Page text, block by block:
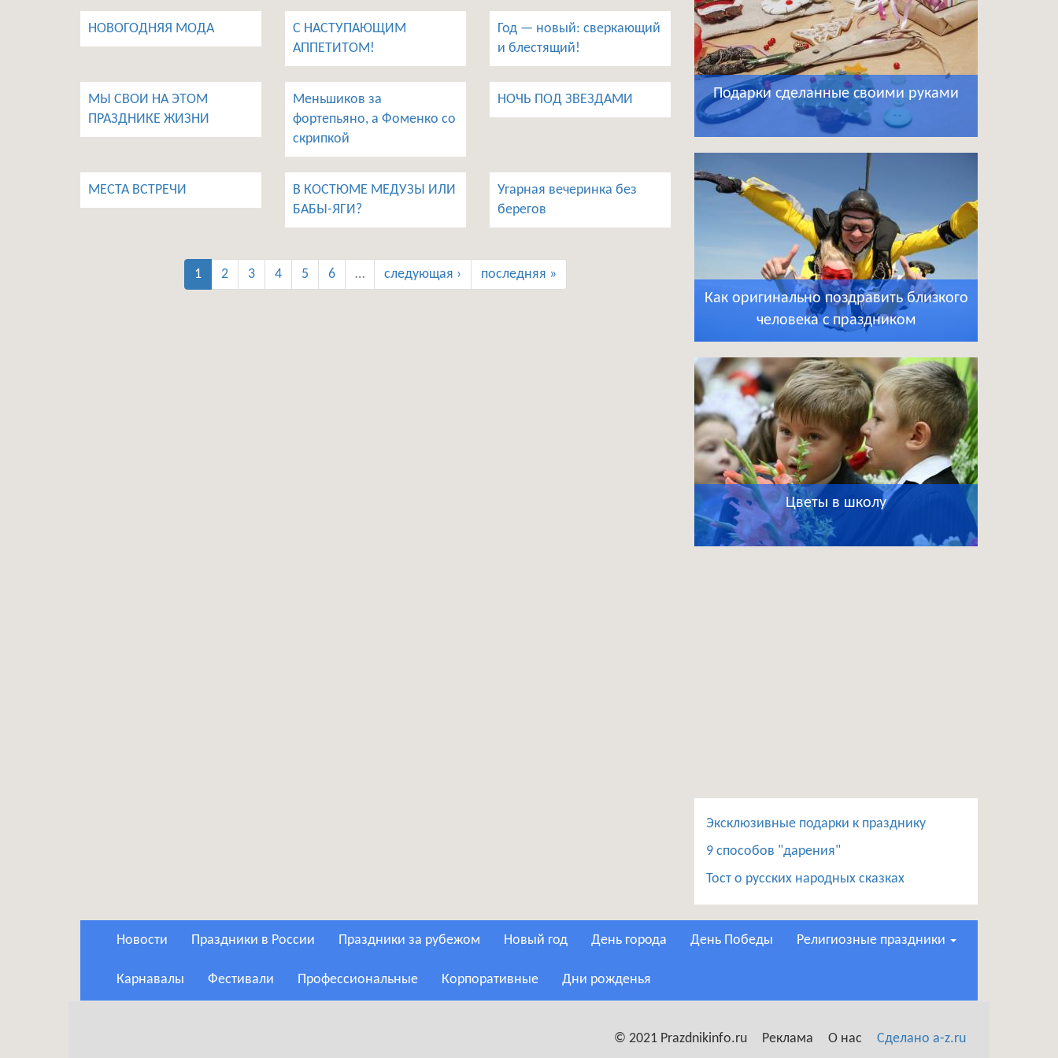
НОВОГОДНЯЯ МОДА
С НАСТУПАЮЩИМ
АППЕТИТОМ!
Год — новый: сверкающий
и блестящий!
МЫ СВОИ НА ЭТОМ
ПРАЗДНИКЕ ЖИЗНИ
Меньшиков за
фортепьяно, а Фоменко со
скрипкой
НОЧЬ ПОД ЗВЕЗДАМИ
МЕСТА ВСТРЕЧИ
В КОСТЮМЕ МЕДУЗЫ ИЛИ
БАБЫ-ЯГИ?
Угарная вечеринка без
берегов
1 2 3 4 5 6 … следующая › последняя »
Подарки сделанные своими руками
Как оригинально поздравить близкого
человека с праздником
Цветы в школу
Эксклюзивные подарки к празднику
9 способов "дарения"
Тост о русских народных сказках
Новости Праздники в России Праздники за рубежом Новый год День города День Победы Религиозные праздники
Карнавалы Фестивали Профессиональные Корпоративные Дни рожденья
© 2021 Prazdnikinfo.ru Реклама О нас Сделано a-z.ru